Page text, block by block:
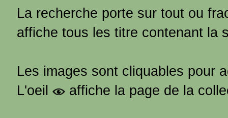
La recherche porte sur tout ou
affiche tous les titre contenant la
Les images sont cliquables pour
L'oeil
affiche la page de la